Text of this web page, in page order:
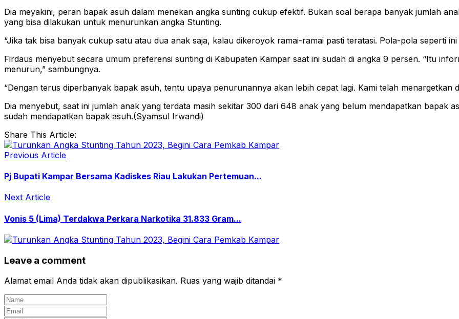
Dia meyakini, peran bapak asuh dalam menekan angka sunting cukup efektif. Bukan soal berapa banyak jumlah
yang bisa dilakukan untuk menurunkan angka Stunting.
“Jika tak bisa banyak cukup satu atau dua anak saja, kalau dikeroyok ramai-ramai pasti teratasi. Pola-pola seperti
Firdaus menyebut secara umum preferensi sunting di Kabupaten Kampar saat ini sudah di angka 9 persen. “Itu
menurun,” sambungnya.
“Dengan terus diperbanyak bapak asuh, tentu upaya penurunannya akan lebih cepat lagi. Kami telah menargetkan
Dia menyebut, saat ini jumlah anak yang terdata masih sekitar 300 dari 648 anak yang belum mendapatkan bapak
sudah mendapatkan bapak asuh.(Syamsul Irwandi)
Share This Article:
Previous Article
Pj Bupati Kampar Bersama Kadiskes Riau Lakukan Pertemuan...
Next Article
Vonis 5 (Lima) Terdakwa Perkara Narkotika 31.833 Gram...
Leave a comment
Alamat email Anda tidak akan dipublikasikan. Ruas yang wajib ditandai *